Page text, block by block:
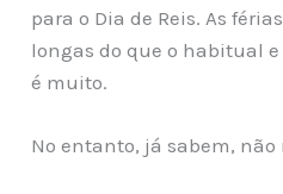
para o Dia de Reis. As
longas do que o habitual
é muito.
No entanto, já sabem, não